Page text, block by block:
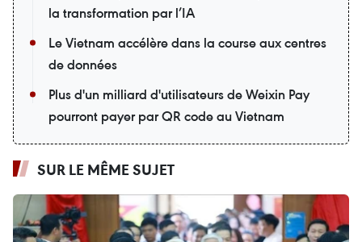
la transformation par l’IA
Le Vietnam accélère dans la course aux centres
de données
Plus d'un milliard d'utilisateurs de Weixin Pay
pourront payer par QR code au Vietnam
SUR LE MÊME SUJET